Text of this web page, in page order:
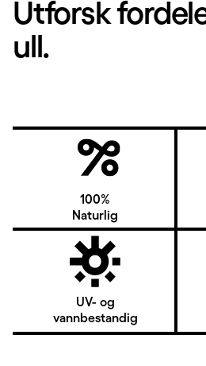
Utforsk
ull.
100%
Naturlig
UV- og
vannbestandig